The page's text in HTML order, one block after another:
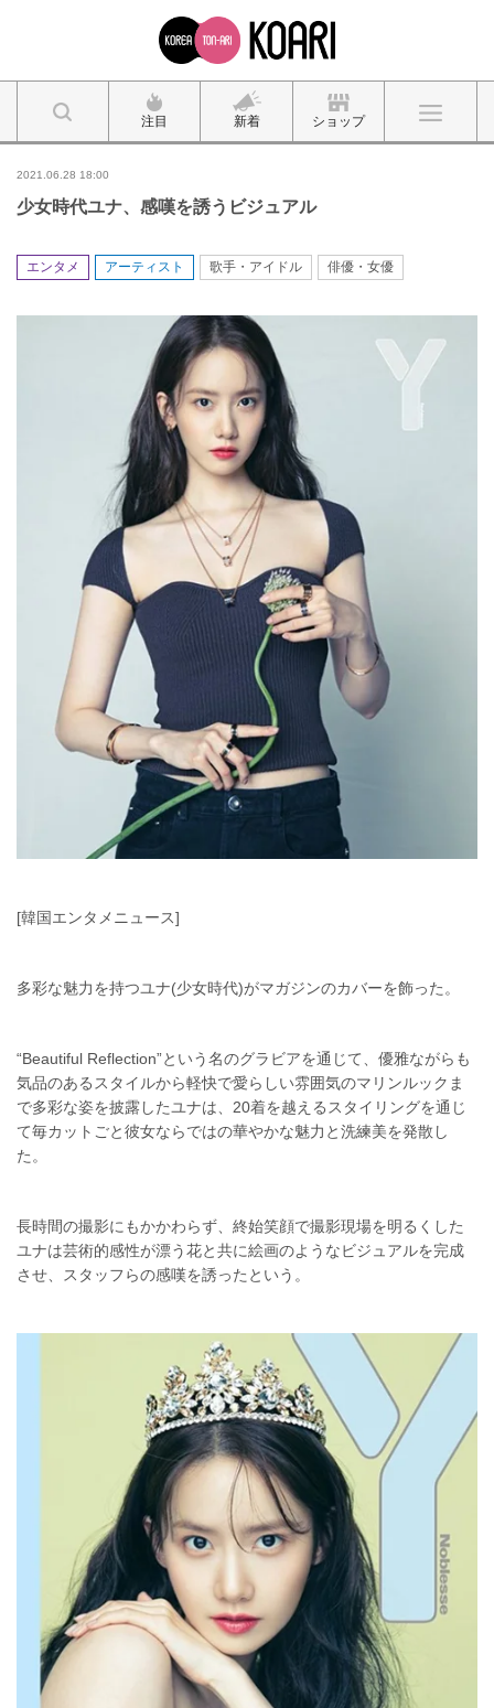
注目 新着 ショップ
2021.06.28 18:00
少女時代ユナ、感嘆を誘うビジュアル
エンタメ アーティスト 歌手・アイドル 俳優・女優
[韓国エンタメニュース]
多彩な魅力を持つユナ(少女時代)がマガジンのカバーを飾った。
“Beautiful Reflection”という名のグラビアを通じて、優雅ながらも
気品のあるスタイルから軽快で愛らしい雰囲気のマリンルックま
で多彩な姿を披露したユナは、20着を越えるスタイリングを通じ
て毎カットごと彼女ならではの華やかな魅力と洗練美を発散し
た。
長時間の撮影にもかかわらず、終始笑顔で撮影現場を明るくした
ユナは芸術的感性が漂う花と共に絵画のようなビジュアルを完成
させ、スタッフらの感嘆を誘ったという。